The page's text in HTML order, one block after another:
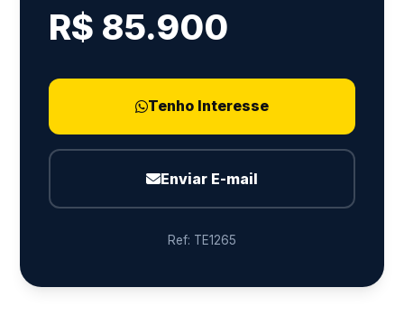
R$ 85.900
Tenho Interesse
Enviar E-mail
Ref: TE1265